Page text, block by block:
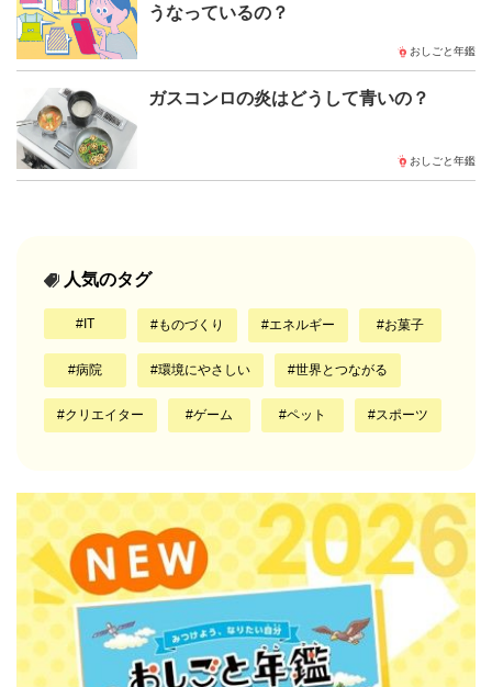
うなっているの？
おしごと年鑑
ガスコンロの炎はどうして青いの？
おしごと年鑑
人気のタグ
IT ものづくり エネルギー お菓子
病院 環境にやさしい 世界とつながる
クリエイター ゲーム ペット スポーツ